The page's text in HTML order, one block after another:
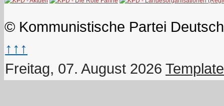
© Kommunistische Partei
↑↑↑
Freitag, 07. August 2026